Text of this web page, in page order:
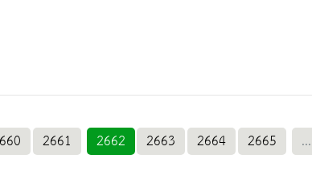
2661 2662 2663 2664 2665 ...